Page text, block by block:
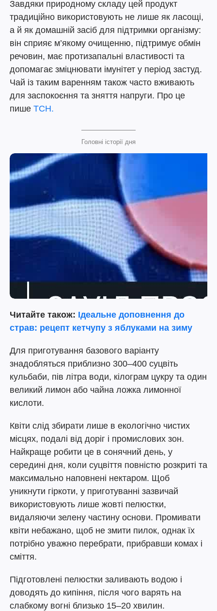
Завдяки природному складу цей продукт
традиційно використовують не лише як ласощі,
а й як домашній засіб для підтримки організму:
він сприяє м’якому очищенню, підтримує обмін
речовин, має протизапальні властивості та
допомагає зміцнювати імунітет у період застуд.
Чай із таким варенням також часто вживають
для заспокоєння та зняття напруги. Про це
пише ТСН.
Головні історії дня
Читайте також: Ідеальне доповнення до
страв: рецепт кетчупу з яблуками на зиму
Для приготування базового варіанту
знадобляться приблизно 300–400 суцвіть
кульбаби, пів літра води, кілограм цукру та один
великий лимон або чайна ложка лимонної
кислоти.
Квіти слід збирати лише в екологічно чистих
місцях, подалі від доріг і промислових зон.
Найкраще робити це в сонячний день, у
середині дня, коли суцвіття повністю розкриті та
максимально наповнені нектаром. Щоб
уникнути гіркоти, у приготуванні зазвичай
використовують лише жовті пелюстки,
видаляючи зелену частину основи. Промивати
квіти небажано, щоб не змити пилок, однак їх
потрібно уважно перебрати, прибравши комах і
сміття.
Підготовлені пелюстки заливають водою і
доводять до кипіння, після чого варять на
слабкому вогні близько 15–20 хвилин.